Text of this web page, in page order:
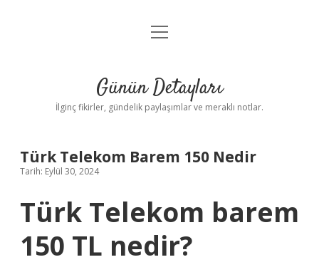
Gizlilik Politikası
Yasal Uyarı
menüyü
Günün Detayları
İlginç fikirler, gündelik paylaşımlar ve meraklı notlar.
Türk Telekom Barem 150 Nedir
Tarih: Eylül 30, 2024
Türk Telekom barem
150 TL nedir?